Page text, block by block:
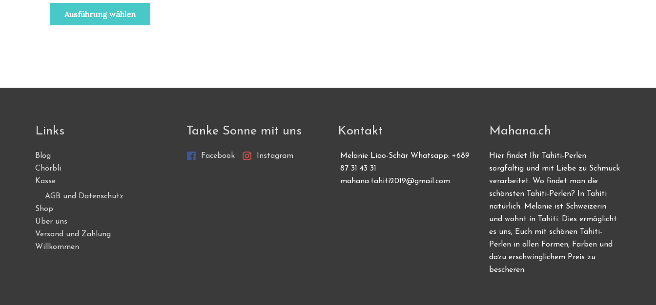
Ausführung wählen
Dieses
Links
Blog
Chörbli
Kasse
AGB und Datenschutz
Shop
Über uns
Versand und Zahlung
Willkommen
Tanke Sonne mit uns
Facebook Instagram
Kontakt
Melanie Liao-Schär Whatsapp: +689
87 31 43 31
mahana.tahiti2019@gmail.com
Mahana.ch
Hier findet Ihr Tahiti-Perlen
sorgfältig und mit Liebe zu Schmuck
verarbeitet. Wo findet man die
schönsten Tahiti-Perlen? In Tahiti
natürlich. Melanie ist Schweizerin
und wohnt in Tahiti. Dies ermöglicht
es uns, Euch mit schönen Tahiti-
Perlen in allen Formen, Farben und
dazu erschwinglichem Preis zu
bescheren.